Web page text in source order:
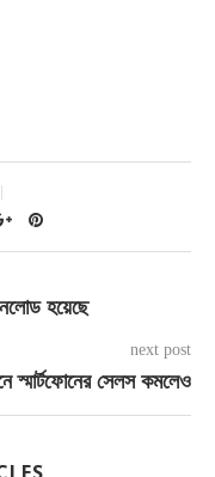
হয়েছে
next post
স্মার্টফোনের সেলস কমলেও